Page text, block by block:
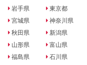
岩手県
宮城県
秋田県
山形県
福島県
東京都
神奈川県
新潟県
富山県
石川県